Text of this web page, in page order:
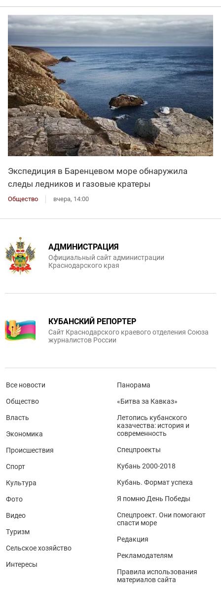
Экспедиция в Баренцевом море обнаружила
следы ледников и газовые кратеры
Общество вчера, 14:00
АДМИНИСТРАЦИЯ
Официальный сайт администрации
Краснодарского края
КУБАНСКИЙ РЕПОРТЕР
Сайт Краснодарского краевого отделения Союза
журналистов России
Все новости
Общество
Власть
Экономика
Происшествия
Спорт
Культура
Фото
Видео
Туризм
Сельское хозяйство
Интересы
Панорама
«Битва за Кавказ»
Летопись кубанского
казачества: история и
современность
Спецпроекты
Кубань 2000-2018
Кубань. Формат успеха
Я помню День Победы
Спецпроект. Они помогают
спасти море
Редакция
Рекламодателям
Правила использования
материалов сайта